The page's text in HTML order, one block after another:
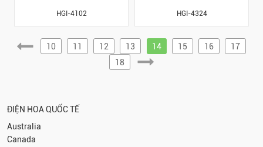
HGI-4102 HGI-4324
10 11 12 13 14 15 16
17
18
ĐIỆN HOA QUỐC TẾ
Australia
Canada